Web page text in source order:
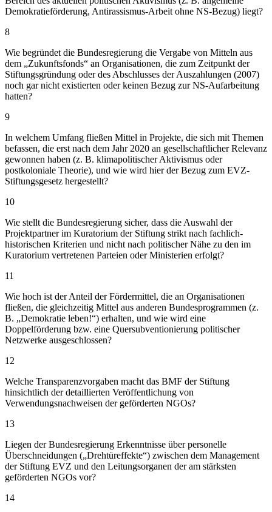
Demokratieförderung, Antirassismus-Arbeit ohne NS-Bezug) liegt?
8
Wie begründet die Bundesregierung die Vergabe von Mitteln aus
dem „Zukunftsfonds“ an Organisationen, die zum Zeitpunkt der
Stiftungsgründung oder des Abschlusses der Auszahlungen (2007)
noch gar nicht existierten oder keinen Bezug zur NS-Aufarbeitung
hatten?
9
In welchem Umfang fließen Mittel in Projekte, die sich mit Themen
befassen, die erst nach dem Jahr 2020 an gesellschaftlicher Relevanz
gewonnen haben (z. B. klimapolitischer Aktivismus oder
postkoloniale Theorie), und wie wird hier der Bezug zum EVZ-
Stiftungsgesetz hergestellt?
10
Wie stellt die Bundesregierung sicher, dass die Auswahl der
Projektpartner im Kuratorium der Stiftung strikt nach fachlich-
historischen Kriterien und nicht nach politischer Nähe zu den im
Kuratorium vertretenen Parteien oder Ministerien erfolgt?
11
Wie hoch ist der Anteil der Fördermittel, die an Organisationen
fließen, die gleichzeitig Mittel aus anderen Bundesprogrammen (z.
B. „Demokratie leben!“) erhalten, und wie wird eine
Doppelförderung bzw. eine Quersubventionierung politischer
Netzwerke ausgeschlossen?
12
Welche Transparenzvorgaben macht das BMF der Stiftung
hinsichtlich der detaillierten Veröffentlichung von
Verwendungsnachweisen der geförderten NGOs?
13
Liegen der Bundesregierung Erkenntnisse über personelle
Überschneidungen („Drehtüreffekte“) zwischen dem Management
der Stiftung EVZ und den Leitungsorganen der am stärksten
geförderten NGOs vor?
14